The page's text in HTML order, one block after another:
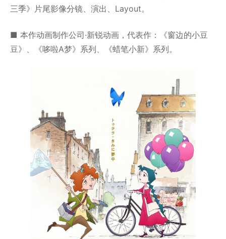
三季》片尾影像分镜、演出、Layout。
■ 本作动画制作公司·新锐动画，代表作：《窗边的小豆
豆》、《哆啦A梦》系列、《蜡笔小新》系列。